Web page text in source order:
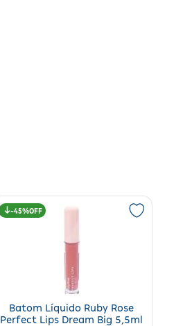
45%
Batom Líquido Ruby Rose
Perfect Lips Dream Big 5,5ml